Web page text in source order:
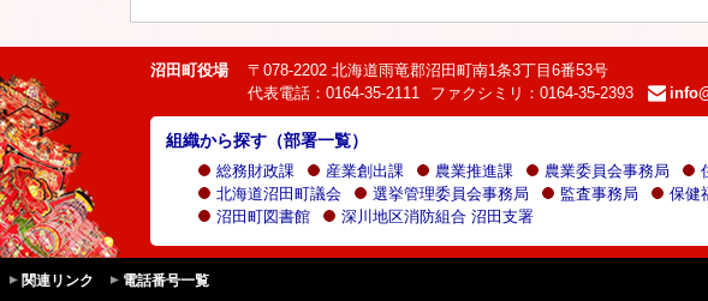
沼田町役場
〒078-2202 北海道雨竜郡沼田町南1条3丁目6番53号
代表電話：0164-35-2111
ファクシミリ：0164-35-2393
e-
mail
組織から探す（部署一覧）
総務財政課 産業創出課 農業推進課 農業委員会事務局
北海道沼田町議会
選挙管理委員会事務局 監査事務局 保健
沼田町図書館
深川地区消防組合 沼田支署
関連リンク 電話番号一覧